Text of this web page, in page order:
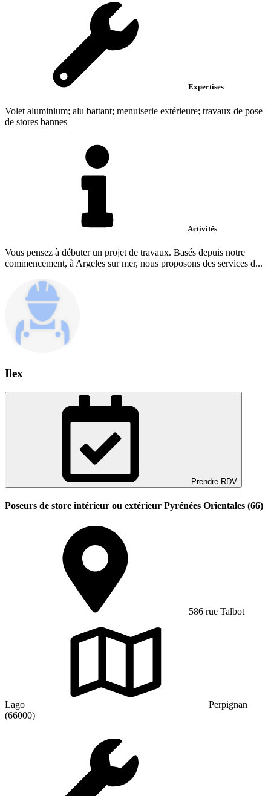
Expertises
Volet aluminium; alu battant; menuiserie extérieure; travaux de pose
de stores bannes
Activités
Vous pensez à débuter un projet de travaux. Basés depuis notre
commencement, à Argeles sur mer, nous proposons des services d...
Ilex
Prendre RDV
Poseurs de store intérieur ou extérieur Pyrénées Orientales (66)
586 rue Talbot
Lago
Perpignan
(66000)